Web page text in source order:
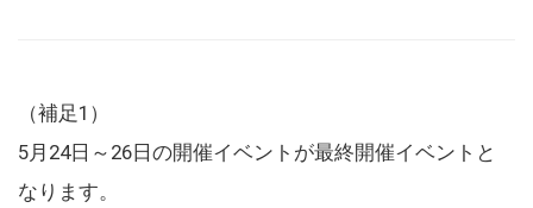
（補足1）
5月24日～26日の開催イベントが最終開催イベントと
なります。